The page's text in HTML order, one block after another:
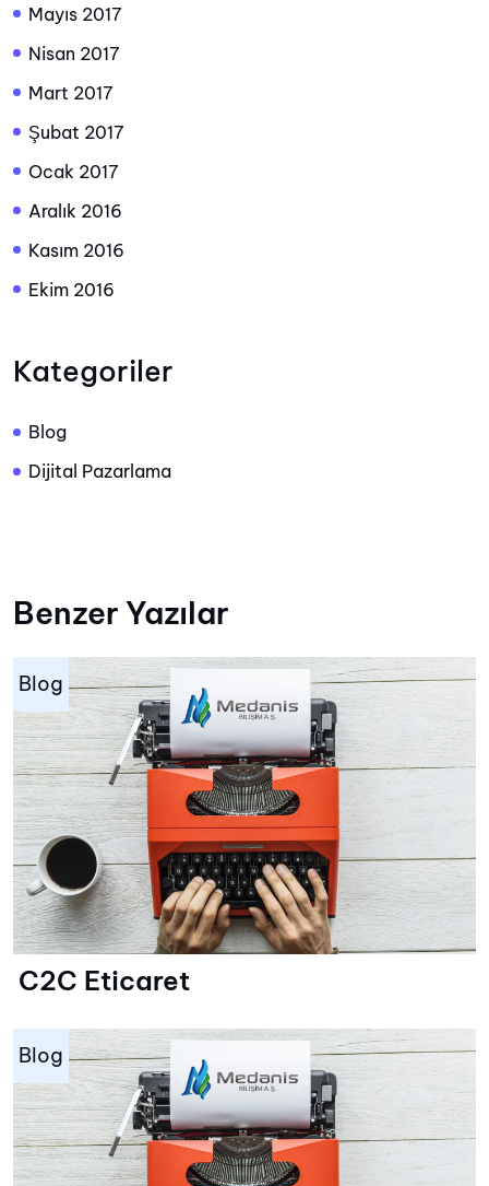
Mayıs 2017
Nisan 2017
Mart 2017
Şubat 2017
Ocak 2017
Aralık 2016
Kasım 2016
Ekim 2016
Kategoriler
Blog
Dijital Pazarlama
Benzer Yazılar
Blog
C2C Eticaret
Blog